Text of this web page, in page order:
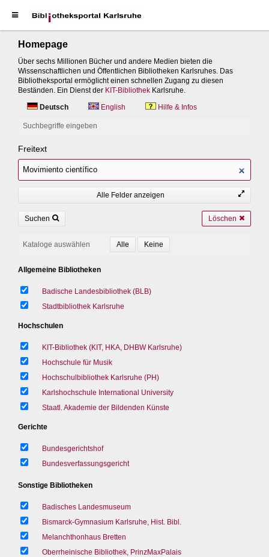
Homepage
Über sechs Millionen Bücher und andere Medien bieten die
Wissenschaftlichen und Öffentlichen Bibliotheken Karlsruhes. Das
Bibliotheksportal ermöglicht einen schnellen Zugang zu diesen
Beständen. Ein Dienst der KIT-Bibliothek Karlsruhe.
Deutsch
English Hilfe & Infos
Suchbegriffe eingeben
Freitext
Alle Felder anzeigen
Suchen Löschen
Kataloge auswählen
Allgemeine Bibliotheken
Badische Landesbibliothek (BLB)
Stadtbibliothek Karlsruhe
Hochschulen
KIT-Bibliothek (KIT, HKA, DHBW Karlsruhe)
Hochschule für Musik
Hochschulbibliothek Karlsruhe (PH)
Karlshochschule International University
Staatl. Akademie der Bildenden Künste
Gerichte
Bundesgerichtshof
Bundesverfassungsgericht
Sonstige Bibliotheken
Badisches Landesmuseum
Bismarck-Gymnasium Karlsruhe, Hist. Bibl.
Melanchthonhaus Bretten
Oberrheinische Bibliothek, PrinzMaxPalais